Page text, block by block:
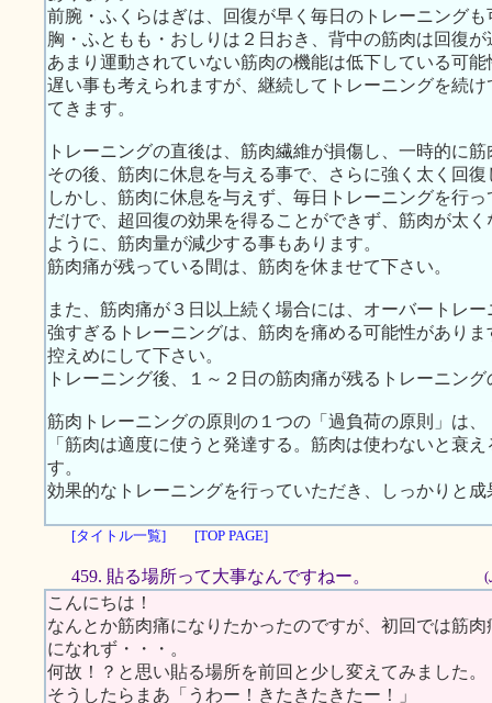
前腕・ふくらはぎは、回復が早く毎日のトレーニング
胸・ふともも・おしりは２日おき、背中の筋肉は回復
あまり運動されていない筋肉の機能は低下している可
遅い事も考えられますが、継続してトレーニングを続
てきます。
トレーニングの直後は、筋肉繊維が損傷し、一時的に
その後、筋肉に休息を与える事で、さらに強く太く回
しかし、筋肉に休息を与えず、毎日トレーニングを行
だけで、超回復の効果を得ることができず、筋肉が太
ように、筋肉量が減少する事もあります。
筋肉痛が残っている間は、筋肉を休ませて下さい。
また、筋肉痛が３日以上続く場合には、オーバートレ
強すぎるトレーニングは、筋肉を痛める可能性があり
控えめにして下さい。
トレーニング後、１～２日の筋肉痛が残るトレーニン
筋肉トレーニングの原則の１つの「過負荷の原則」は、
「筋肉は適度に使うと発達する。筋肉は使わないと衰
す。
効果的なトレーニングを行っていただき、しっかりと
[タイトル一覧] [TOP PAGE]
459. 貼る場所って大事なんですねー。 (
こんにちは！
なんとか筋肉痛になりたかったのですが、初回では筋肉
になれず・・・。
何故！？と思い貼る場所を前回と少し変えてみました。
そうしたらまあ「うわー！きたきたきたー！」